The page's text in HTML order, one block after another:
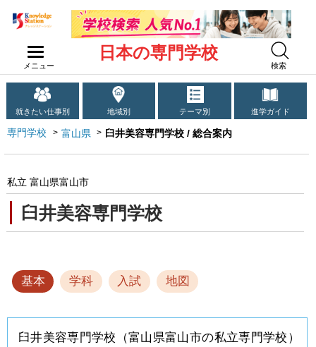
メニュー
日本の専門学校
検索
就きたい仕事別 地域別 テーマ別 進学ガイド
専門学校 富山県 臼井美容専門学校 / 総合案内
臼井美容専門学校
私立 富山県富山市
基本 学科 入試 地図
臼井美容専門学校（富山県富山市の私立専門学校）